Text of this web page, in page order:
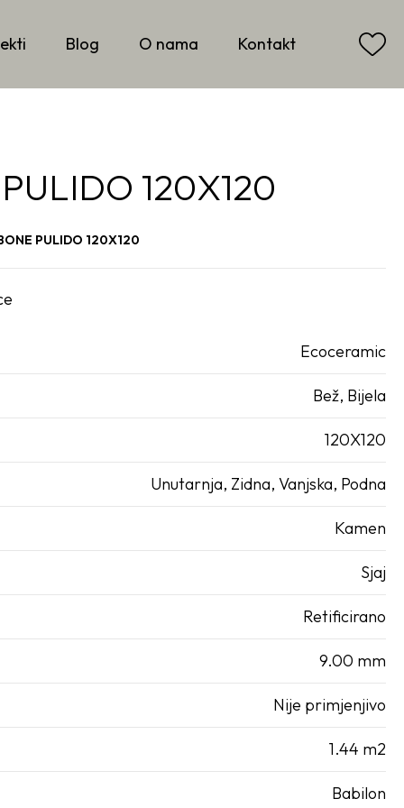
Blog O nama Kontakt
120X120
PULIDO 120X120
Ecoceramic
Bež, Bijela
120X120
Unutarnja, Zidna, Vanjska, Podna
Kamen
Sjaj
Retificirano
9.00 mm
Nije primjenjivo
1.44 m2
Babilon